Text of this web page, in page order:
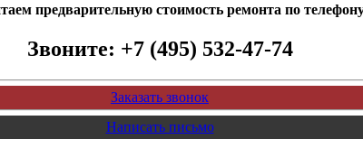
предварительную стоимость ремонта по
Звоните: +7 (495) 532-47-74
Заказать звонок
Написать письмо